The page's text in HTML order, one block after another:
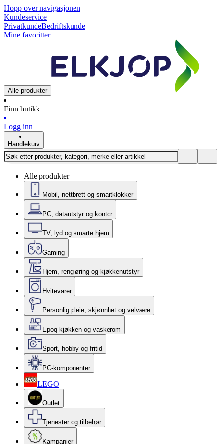
Hopp over navigasjonen
Kundeservice
PrivatkundeBedriftskunde
Mine favoritter
Alle produkter
Finn butikk
Logg inn
Handlekurv
Alle produkter
Mobil, nettbrett og smartklokker
PC, datautstyr og kontor
TV, lyd og smarte hjem
Gaming
Hjem, rengjøring og kjøkkenutstyr
Hvitevarer
Personlig pleie, skjønnhet og velvære
Epoq kjøkken og vaskerom
Sport, hobby og fritid
PC-komponenter
LEGO
Outlet
Tjenester og tilbehør
Kampanjer